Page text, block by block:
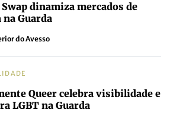
Swap dinamiza mercados de
na Guarda
do Avesso
Queer celebra visibilidade e
LGBT na Guarda